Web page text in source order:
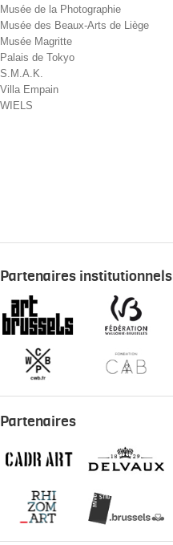
Musée de la Photographie
Musée des Beaux-Arts de Liège
Musée Magritte
Palais de Tokyo
S.M.A.K.
Villa Empain
WIELS
Partenaires institutionnels
Partenaires